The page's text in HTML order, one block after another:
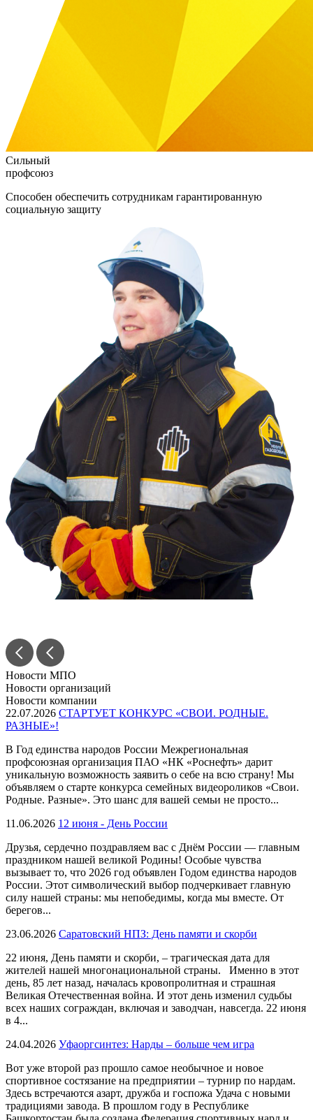
Сильный
профсоюз
Способен обеспечить сотрудникам гарантированную
социальную защиту
Новости МПО
Новости организаций
Новости компании
22.07.2026 СТАРТУЕТ КОНКУРС «СВОИ. РОДНЫЕ.
РАЗНЫЕ»!
В Год единства народов России Межрегиональная
профсоюзная организация ПАО «НК «Роснефть» дарит
уникальную возможность заявить о себе на всю страну! Мы
объявляем о старте конкурса семейных видеороликов «Свои.
Родные. Разные». Это шанс для вашей семьи не просто...
11.06.2026 12 июня - День России
Друзья, сердечно поздравляем вас с Днём России — главным
праздником нашей великой Родины! Особые чувства
вызывает то, что 2026 год объявлен Годом единства народов
России. Этот символический выбор подчеркивает главную
силу нашей страны: мы непобедимы, когда мы вместе. От
берегов...
23.06.2026 Саратовский НПЗ: День памяти и скорби
22 июня, День памяти и скорби, – трагическая дата для
жителей нашей многонациональной страны. Именно в этот
день, 85 лет назад, началась кровопролитная и страшная
Великая Отечественная война. И этот день изменил судьбы
всех наших сограждан, включая и заводчан, навсегда. 22 июня
в 4...
24.04.2026 Уфаоргсинтез: Нарды – больше чем игра
Вот уже второй раз прошло самое необычное и новое
спортивное состязание на предприятии – турнир по нардам.
Здесь встречаются азарт, дружба и госпожа Удача с новыми
традициями завода. В прошлом году в Республике